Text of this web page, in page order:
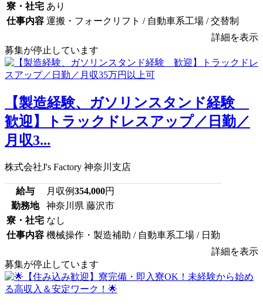
寮・社宅 あり
仕事内容 運搬・フォークリフト / 自動車系工場 / 交替制
詳細を表示
募集が停止しています
【製造経験、ガソリンスタンド経験
歓迎】トラックドレスアップ／日勤／
月収3...
株式会社J's Factory 神奈川支店
給与 月収例354,000円
勤務地
神奈川県 藤沢市
寮・社宅 なし
仕事内容 機械操作・製造補助 / 自動車系工場 / 日勤
詳細を表示
募集が停止しています